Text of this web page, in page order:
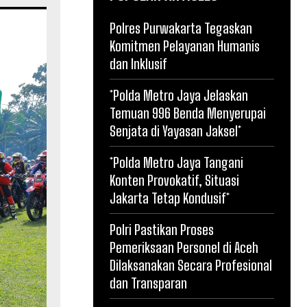
Polres Purwakarta Tegaskan
Komitmen Pelayanan Humanis
dan Inklusif
*Polda Metro Jaya Jelaskan
Temuan 996 Benda Menyerupai
Senjata di Yayasan Jaksel*
*Polda Metro Jaya Tangani
Konten Provokatif, Situasi
Jakarta Tetap Kondusif*
Polri Pastikan Proses
Pemeriksaan Personel di Aceh
Dilaksanakan Secara Profesional
dan Transparan